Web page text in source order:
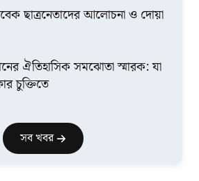
ছাত্রনেতাদের আলোচনা ও দোয়া
ঐতিহাসিক সমঝোতা স্মারক: যা
চুক্তিতে
সব খবর